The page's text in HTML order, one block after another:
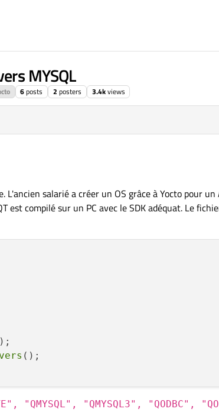
MYSQL
6posts 2 posters 3.4kviews
salarié a créer un OS grâce à Yocto pour un
est compilé sur un PC avec le SDK adéquat. Le
;
();
"QMYSQL", "QMYSQL3", "QODBC",